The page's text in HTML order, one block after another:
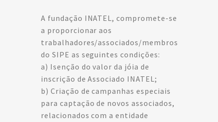
A fundação INATEL, compromete-se
a proporcionar aos
trabalhadores/associados/membros
do SIPE as seguintes condições:
a) Isenção do valor da jóia de
inscrição de Associado INATEL;
b) Criação de campanhas especiais
para captação de novos associados,
relacionados com a entidade